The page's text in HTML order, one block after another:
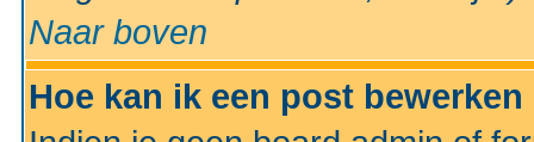
Naar boven
Hoe kan ik een post